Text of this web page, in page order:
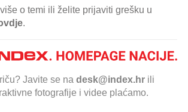
o temi ili želite prijaviti grešku u
.
Javite se na desk@index.hr ili
fotografije i videe plaćamo.